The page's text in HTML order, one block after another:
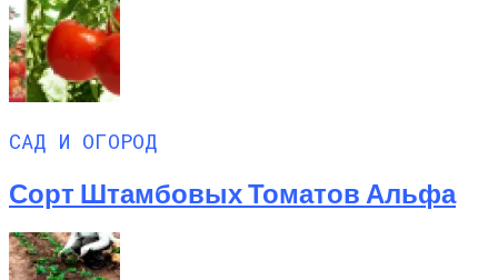
САД И ОГОРОД
Сорт Штамбовых Томатов Альфа